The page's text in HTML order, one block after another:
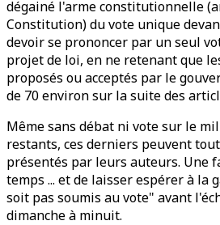
dégainé l'arme constitutionnelle
Constitution) du vote unique
devoir se prononcer par un seul
projet de loi, en ne retenant que
proposés ou acceptés par le
de 70 environ sur la suite des
Même sans débat ni vote sur le
restants, ces derniers peuvent
présentés par leurs auteurs. Une
temps ... et de laisser espérer à la
soit pas soumis au vote" avant
dimanche à minuit.